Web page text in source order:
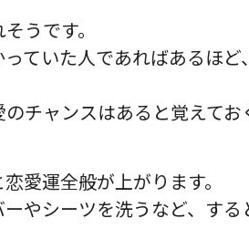
うです。
ていた人であればあるほ
チャンスはあると覚えて
愛運全般が上がります。
やシーツを洗うなど、す